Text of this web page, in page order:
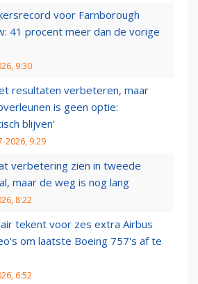
voor Farnborough
41 procent meer dan de vorige
9:30
resultaten verbeteren, maar
is geen optie:
blijven’
2026, 9:29
verbetering zien in tweede
maar de weg is nog lang
8:22
tekent voor zes extra Airbus
om laatste Boeing 757's af te
6:52